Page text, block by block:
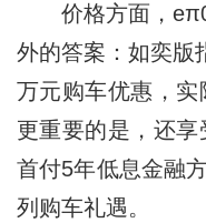
价格方面，
外的答案：如奕版
万元购车优惠，实
更重要的是，还
首付5年低息金融
列购车礼遇。